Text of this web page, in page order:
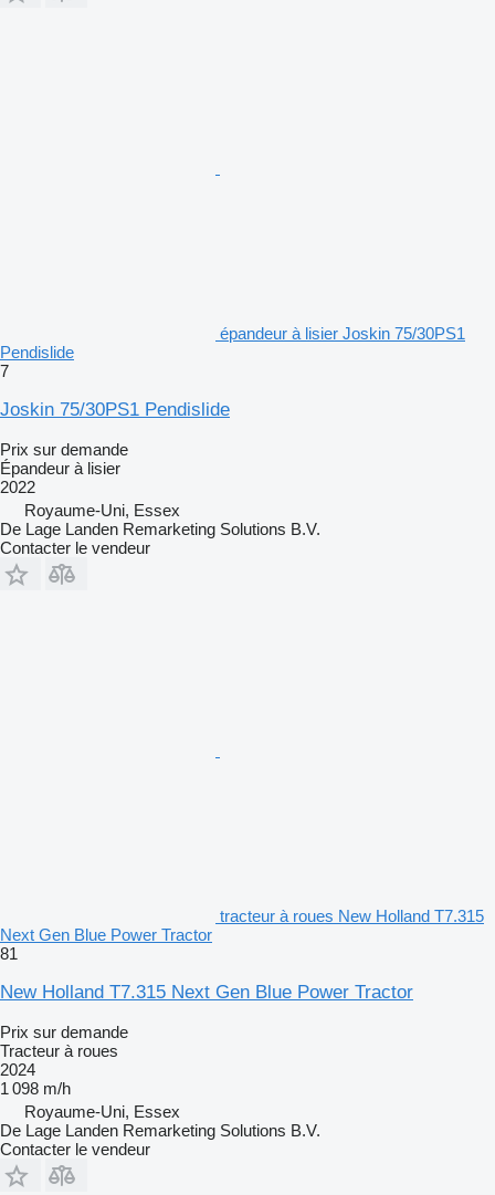
épandeur à lisier Joskin 75/30PS1
Pendislide
7
Joskin 75/30PS1 Pendislide
Prix sur demande
Épandeur à lisier
2022
Royaume-Uni, Essex
De Lage Landen Remarketing Solutions B.V.
Contacter le vendeur
tracteur à roues New Holland T7.315
Next Gen Blue Power Tractor
81
New Holland T7.315 Next Gen Blue Power Tractor
Prix sur demande
Tracteur à roues
2024
1 098 m/h
Royaume-Uni, Essex
De Lage Landen Remarketing Solutions B.V.
Contacter le vendeur